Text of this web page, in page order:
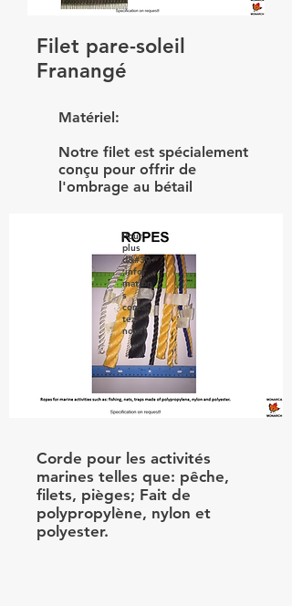
Filet pare-soleil
Franangé
Matériel:
Notre filet est spécialement
conçu pour offrir de
l'ombrage au bétail
Pour
plus
d&#39
;infor
mation
s
contac
tez-
nous :
Corde pour les activités
marines telles que: pêche,
filets, pièges; Fait de
polypropylène, nylon et
polyester.